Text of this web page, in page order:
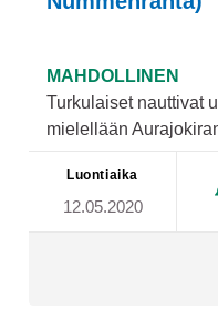
MAHDOLLINEN
Turkulaiset nauttivat
mielellään
Luontiaika
12.05.2020